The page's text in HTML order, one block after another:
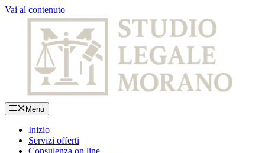
Vai al contenuto
Menu
Inizio
Servizi offerti